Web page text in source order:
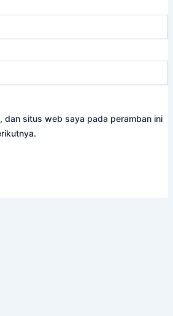
dan situs web saya pada peramban ini